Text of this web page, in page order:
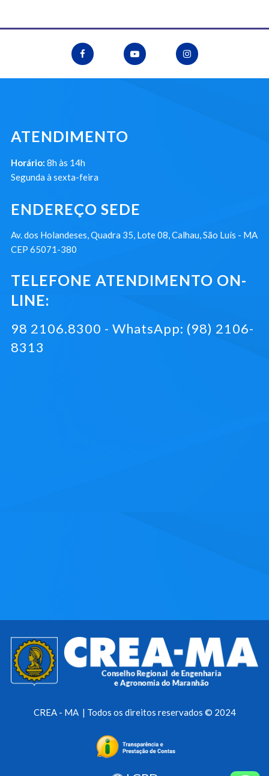
ATENDIMENTO
Horário: 8h às 14h
Segunda à sexta-feira
ENDEREÇO SEDE
Av. dos Holandeses, Quadra 35, Lote 08, Calhau, São Luís - MA
CEP 65071-380
TELEFONE ATENDIMENTO ON-
LINE:
98 2106.8300 - WhatsApp: (98) 2106-
8313
CREA - MA | Todos os direitos reservados © 2024